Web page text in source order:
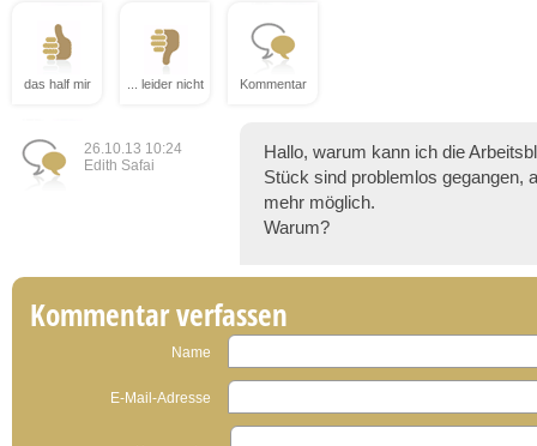
das half mir ... leider nicht Kommentar
26.10.13 10:24
Edith Safai
Hallo, warum kann ich die
Stück sind problemlos gegangen,
mehr möglich.
Warum?
Kommentar verfassen
Name
E-Mail-Adresse